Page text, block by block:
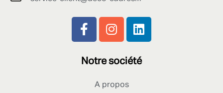
Notre société
A propos